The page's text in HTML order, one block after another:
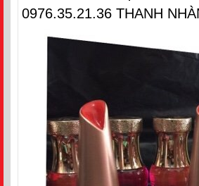
0976.35.21.36 THANH